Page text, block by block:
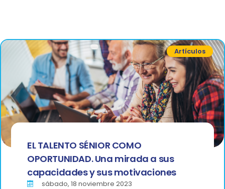
Artículos
EL TALENTO SÉNIOR COMO
OPORTUNIDAD. Una mirada a sus
capacidades y sus motivaciones
sábado, 18 noviembre 2023